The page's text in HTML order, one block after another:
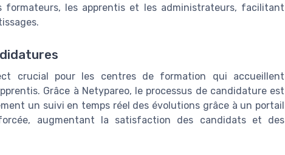
formateurs, les apprentis et les administrateurs, facilitant
crucial pour les centres de formation qui accueillent
Grâce à Netypareo, le processus de candidature est
un suivi en temps réel des évolutions grâce à un portail
augmentant la satisfaction des candidats et des